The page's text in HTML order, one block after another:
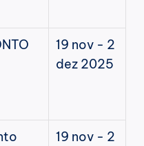
19 nov - 2
dez 2025
19 nov - 2